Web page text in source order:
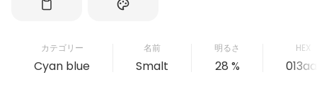
カテゴリー
Cyan blue
名前
Smalt
明るさ
28 %
HEX